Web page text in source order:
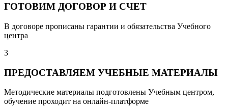
ГОТОВИМ ДОГОВОР И СЧЕТ
В договоре прописаны гарантии и обязательства Учебного
центра
3
ПРЕДОСТАВЛЯЕМ УЧЕБНЫЕ МАТЕРИАЛЫ
Методические материалы подготовлены Учебным центром,
обучение проходит на онлайн-платформе